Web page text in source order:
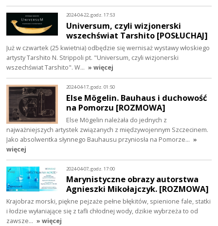
2024-04-22, godz. 17:53
Universum, czyli wizjonerski
wszechświat Tarshito [POSŁUCHAJ]
Już w czwartek (25 kwietnia) odbędzie się wernisaż wystawy włoskiego
artysty Tarshito N. Strippoli pt. "Universum, czyli wizjonerski
wszechświat Tarshito". W… » więcej
2024-04-17, godz. 01:50
Else Mögelin. Bauhaus i duchowość
na Pomorzu [ROZMOWA]
Else Mögelin należała do jednych z
najważniejszych artystek związanych z międzywojennym Szczecinem.
Jako absolwentka słynnego Bauhausu przyniosła na Pomorze… »
więcej
2024-04-07, godz. 17:00
Marynistyczne obrazy autorstwa
Agnieszki Mikołajczyk. [ROZMOWA]
Krajobraz morski, piękne pejzaże pełne błękitów, spienione fale, statki
i łodzie wyłaniające się z tafli chłodnej wody, dzikie wybrzeża to od
zawsze… » więcej